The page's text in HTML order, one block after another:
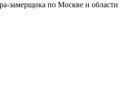
замерщика по Москве и области